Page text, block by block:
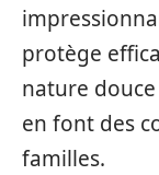
protège
nature
en font des
familles.